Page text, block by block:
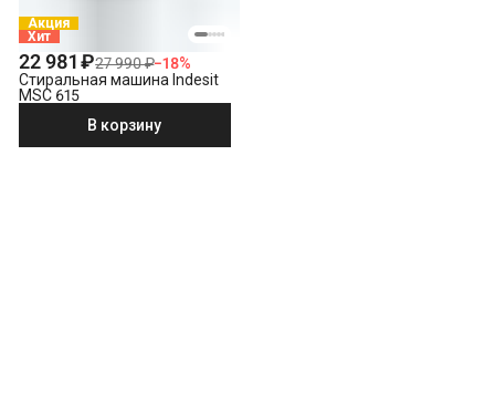
Акция
Хит
22 981 ₽27 990 ₽−18%
Стиральная машина Indesit
MSC 615
В корзину